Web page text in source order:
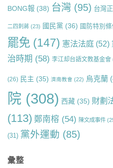
BONG報 (38) 台灣 (95) 台灣
二四刺蔣 (23) 國民黨 (36) 國防特別條
罷免 (147) 憲法法庭 (52)
治時期 (58) 李江却台語文教基金會
(26) 民主 (35) 濟南教會 (22) 烏克蘭
院 (308) 西藏 (35) 財劃
(113) 鄭南榕 (54) 陳文成事件
(31) 黨外運動 (85)
彙整